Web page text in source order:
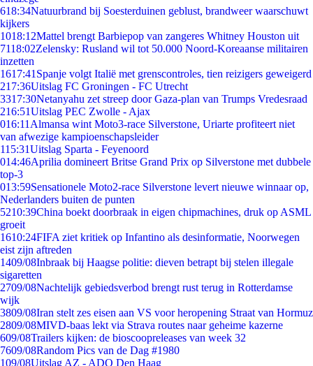
618:34Natuurbrand bij Soesterduinen geblust, brandweer waarschuwt
kijkers
1018:12Mattel brengt Barbiepop van zangeres Whitney Houston uit
7118:02Zelensky: Rusland wil tot 50.000 Noord-Koreaanse militairen
inzetten
1617:41 Spanje volgt Italië met grenscontroles, tien reizigers geweigerd
217:36Uitslag FC Groningen - FC Utrecht
3317:30Netanyahu zet streep door Gaza-plan van Trumps Vredesraad
216:51Uitslag PEC Zwolle - Ajax
016:11 Almansa wint Moto3-race Silverstone, Uriarte profiteert niet
van afwezige kampioenschapsleider
115:31Uitslag Sparta - Feyenoord
014:46Aprilia domineert Britse Grand Prix op Silverstone met dubbele
top-3
013:59Sensationele Moto2-race Silverstone levert nieuwe winnaar op,
Nederlanders buiten de punten
5210:39China boekt doorbraak in eigen chipmachines, druk op ASML
groeit
1610:24FIFA ziet kritiek op Infantino als desinformatie, Noorwegen
eist zijn aftreden
1409/08Inbraak bij Haagse politie: dieven betrapt bij stelen illegale
sigaretten
2709/08Nachtelijk gebiedsverbod brengt rust terug in Rotterdamse
wijk
3809/08Iran stelt zes eisen aan VS voor heropening Straat van Hormuz
2809/08MIVD-baas lekt via Strava routes naar geheime kazerne
609/08Trailers kijken: de bioscoopreleases van week 32
7609/08Random Pics van de Dag #1980
109/08Uitslag AZ - ADO Den Haag